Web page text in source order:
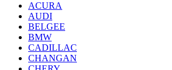
ACURA
AUDI
BELGEE
BMW
CADILLAC
CHANGAN